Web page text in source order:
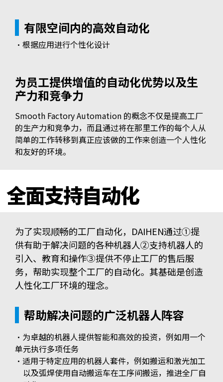
有限空间内的高效自动化
・根据应用进行个性化设计
为员工提供增值的自动化优势以及生
产力和竞争力
Smooth Factory Automation 的概念不仅是提高工厂
的生产力和竞争力，而且通过将在那里工作的每个人从
简单的工作转移到真正应该做的工作来创造一个人性化
和友好的环境。
全面支持自动化
为了实现顺畅的工厂自动化，DAIHEN通过①提
供有助于解决问题的各种机器人②支持机器人的
引入、教育和操作③提供不停止工厂的售后服
务，帮助实现整个工厂的自动化。其基础是创造
人性化工厂环境的理念。
帮助解决问题的广泛机器人阵容
・为卓越的机器人提供智能和高效的投资，例如用一个
单元执行多项任务
・适用于特定应用的机器人套件，例如搬运和激光加工
以及弧焊使用自动搬运车在工序间搬运，推进全厂自